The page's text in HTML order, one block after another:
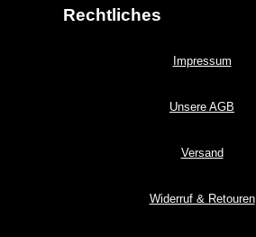
Rechtliches
Impressum
Unsere AGB
Versand
Widerruf & Retouren